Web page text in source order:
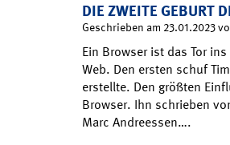
DIE ZWEITE GEBURT
Geschrieben am 23.01.2023
Ein Browser ist das Tor
Web. Den ersten schuf
erstellte. Den größten
Browser. Ihn schrieben
Marc Andreessen….